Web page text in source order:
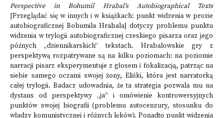
Perspective in Bohumil Hrabal’s Autobiographical Texts
[Przeglądać się w innych i w książkach: punkt widzenia w prozie
autobiograficznej Bohumila Hrabala] dotyczy problemu punktu
widzenia w trylogii autobiograficznej czeskiego pisarza oraz jego
późnych „dziennikarskich” tekstach. Hrabalowskie gry z
perspektywą rozpatrywane są na kilku poziomach: na poziomie
narracji pisarz eksperymentuje z głosem i fokalizacją, patrząc na
siebie samego oczami swojej żony, Eliški, która jest narratorką
całej trylogii. Badacz udowadnia, że ta strategia pozwala mu na
dystans od perspektywy „ja” i omówienie kontrowersyjnych
punktów swojej biografii (problemu autocenzury, stosunku do
władzy komunistycznej i różnych lęków). Ponadto punkt widzenia